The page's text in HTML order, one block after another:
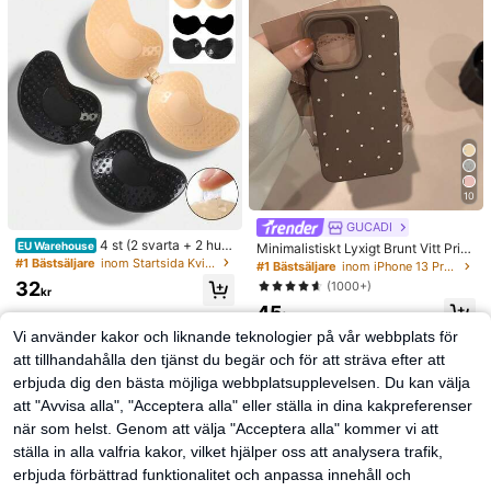
EU Warehouse 4 st (2 svarta + 2 hudf
ärgade) självhäftande osynliga bh-
kuddar i silikon, axelbandslösa och
rygglösa samlande bröstkorgskupor
#1 Bästsäljare inom Startsida Kvinnors klibbiga BH
32kr
och bekväm, passar normalt hår, sk
apar avslappnade lockar, europeisk
t och amerikanskt minimalistiskt ve
rktyg för stora vågor under sömn, pr
esent
10
GUCADI
Minimalistiskt Lyxigt Brunt Vitt Pric
kigt Mönster Moderiktigt Mjukt Stöt
säkert GUCADI 1st Tryckt Moderikti
gt Mjukt Premiumtelefonskal Komp
atibelt Med Apple 16/15/14/13/12/1
Reptåligt Vår Gåva Födelsedag
#1 Bästsäljare
inom iPhone 13 Pro Max Moderiktiga mobilskal
(1000+)
45kr
Vi använder kakor och liknande teknologier på vår webbplats för
att tillhandahålla den tjänst du begär och för att sträva efter att
erbjuda dig den bästa möjliga webbplatsupplevelsen. Du kan välja
att "Avvisa alla", "Acceptera alla" eller ställa in dina kakpreferenser
när som helst. Genom att välja "Acceptera alla" kommer vi att
ställa in alla valfria kakor, vilket hjälper oss att analysera trafik,
erbjuda förbättrad funktionalitet och anpassa innehåll och